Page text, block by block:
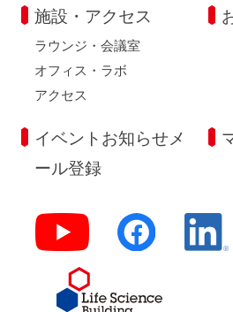
施設・アクセス
ラウンジ・会議室
オフィス・ラボ
アクセス
イベントお知らせメ
ール登録